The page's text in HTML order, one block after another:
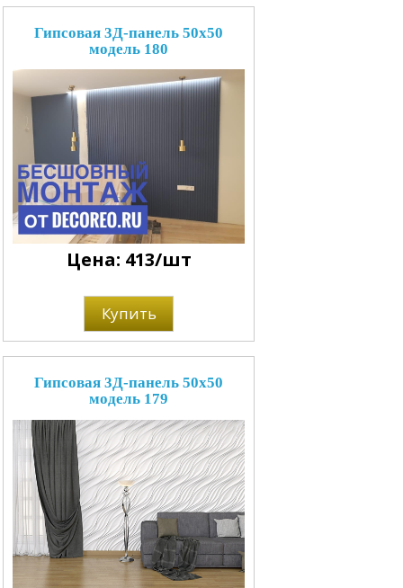
Гипсовая 3Д-панель 50x50
модель 180
Цена: 413/шт
Купить
Гипсовая 3Д-панель 50x50
модель 179